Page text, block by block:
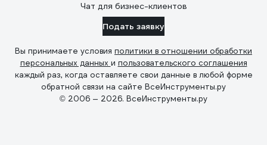
Чат для бизнес-клиентов
Подать заявку
Вы принимаете условия политики в отношении обработки
персональных данных и пользовательского соглашения
каждый раз, когда оставляете свои данные в любой форме
обратной связи на сайте ВсеИнструменты.ру
© 2006 — 2026. ВсеИнструменты.ру